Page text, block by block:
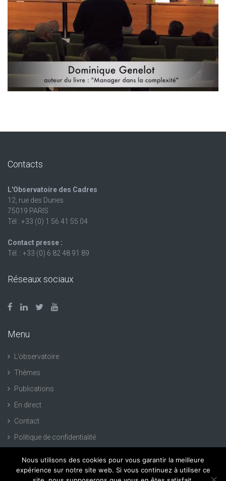
Contacts
L'Observatoire des Cadres
12, rue des Dunes
75019 PARIS
Tél : +33 (0) 1 56 41 55 04
Contact presse :
Tél. : +33 (0) 6 82 48 91 89
Réseaux sociaux
Menu
L’observatoire
Thèmes
Publications
En direct
Contact
Politique de confidentialité
Nous utilisons des cookies pour vous garantir la meilleure
expérience sur notre site web. Si vous continuez à utiliser ce